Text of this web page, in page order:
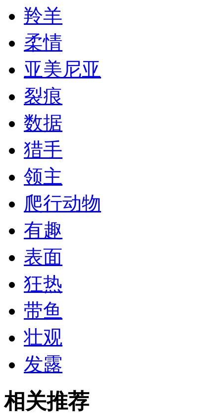
羚羊
柔情
亚美尼亚
裂痕
数据
猎手
领主
爬行动物
有趣
表面
狂热
带鱼
壮观
发露
相关推荐